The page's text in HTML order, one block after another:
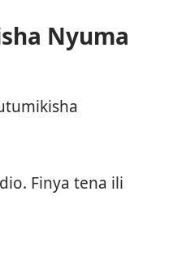
Nyuma
Finya tena ili